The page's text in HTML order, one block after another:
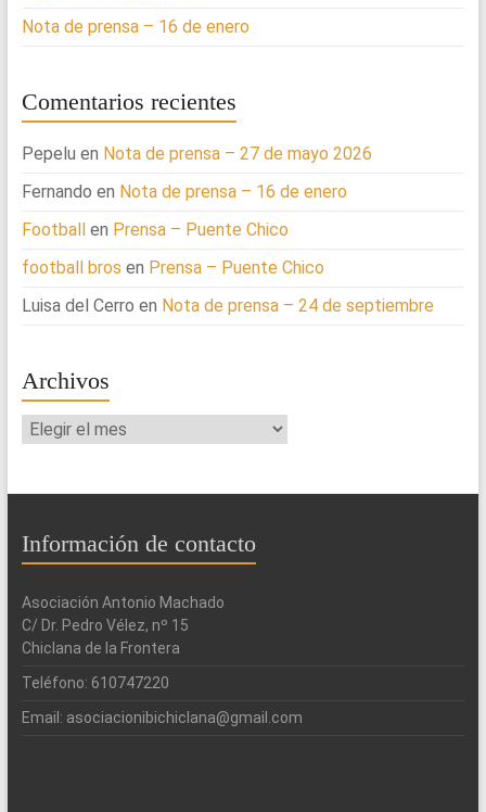
Nota de prensa – 16 de enero
Comentarios recientes
Pepelu en Nota de prensa – 27 de mayo 2026
Fernando en Nota de prensa – 16 de enero
Footballen Prensa – Puente Chico
football bros en Prensa – Puente Chico
Luisa del Cerro en Nota de prensa – 24 de septiembre
Archivos
Archivos
Información de contacto
Asociación Antonio Machado
C/ Dr. Pedro Vélez, nº 15
Chiclana de la Frontera
Teléfono: 610747220
Email: asociacionibichiclana@gmail.com